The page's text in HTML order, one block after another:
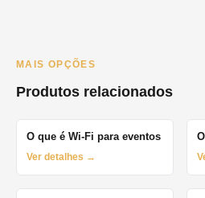
MAIS OPÇÕES
Produtos relacionados
O que é Wi-Fi para eventos
Ver detalhes →